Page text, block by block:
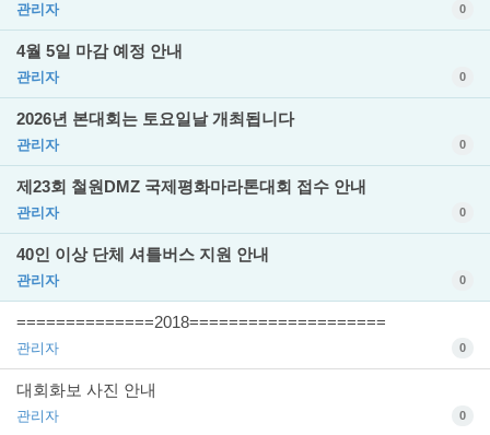
관리자 0
4월 5일 마감 예정 안내
관리자 0
2026년 본대회는 토요일날 개최됩니다
관리자 0
제23회 철원DMZ 국제평화마라톤대회 접수 안내
관리자 0
40인 이상 단체 셔틀버스 지원 안내
관리자 0
==============2018====================
관리자 0
대회화보 사진 안내
관리자 0